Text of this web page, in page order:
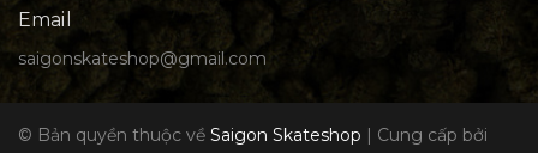
Email
saigonskateshop@gmail.com
© Bản quyền thuộc về Saigon Skateshop | Cung cấp bởi